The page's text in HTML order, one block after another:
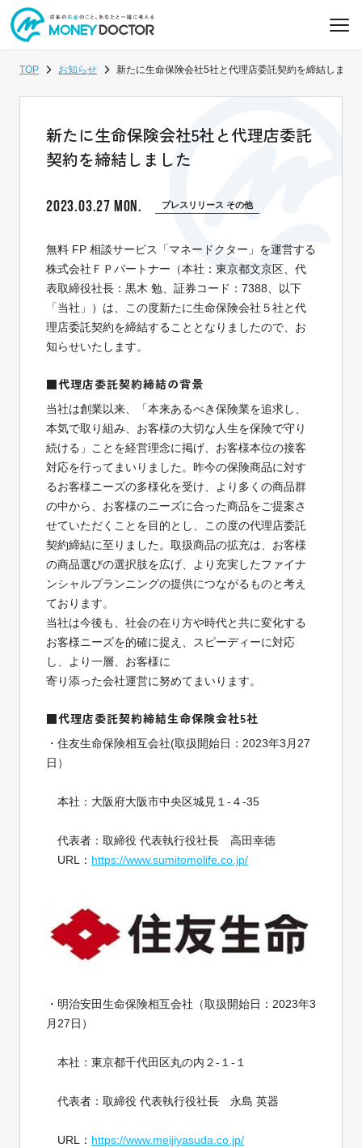
TOP お知らせ 新たに生命保険会社5社と代理店委託契約を締結しまし
新たに生命保険会社5社と代理店委託
契約を締結しました
2023.03.27 MON. プレスリリース その他
無料 FP 相談サービス「マネードクター」を運営する
株式会社ＦＰパートナー（本社：東京都文京区、代
表取締役社長：黒木 勉、証券コード：7388、以下
「当社」）は、この度新たに生命保険会社５社と代
理店委託契約を締結することとなりましたので、お
知らせいたします。
■代理店委託契約締結の背景
当社は創業以来、「本来あるべき保険業を追求し、
本気で取り組み、お客様の大切な人生を保険で守り
続ける」ことを経営理念に掲げ、お客様本位の接客
対応を行ってまいりました。昨今の保険商品に対す
るお客様ニーズの多様化を受け、より多くの商品群
の中から、お客様のニーズに合った商品をご提案さ
せていただくことを目的とし、この度の代理店委託
契約締結に至りました。取扱商品の拡充は、お客様
の商品選びの選択肢を広げ、より充実したファイナ
ンシャルプランニングの提供につながるものと考え
ております。
当社は今後も、社会の在り方や時代と共に変化する
お客様ニーズを的確に捉え、スピーディーに対応
し、より一層、お客様に
寄り添った会社運営に努めてまいります。
■代理店委託契約締結生命保険会社5社
・住友生命保険相互会社(取扱開始日：2023年3月27
日）
本社：大阪府大阪市中央区城見１-４-35
代表者：取締役 代表執行役社長 高田幸徳
URL： https://www.sumitomolife.co.jp/
・明治安田生命保険相互会社（取扱開始日：2023年3
月27日）
本社：東京都千代田区丸の内２-１-１
代表者：取締役 代表執行役社長 永島 英器
URL： https://www.meijiyasuda.co.jp/